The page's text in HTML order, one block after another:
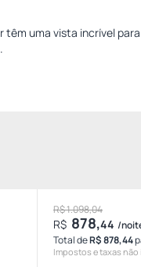
uma vista incrível
R$ 1.098,04
R$ 878,44 /
Total deR$ 878,44
Impostos e taxas